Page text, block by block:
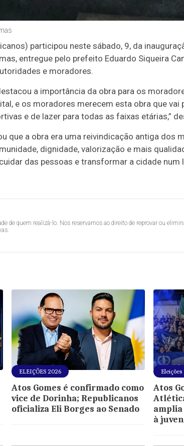
participou neste sábado, 9, da
entregue pelo prefeito Eduardo Siqueira
e moradores.
a importância da obra para os
e os moradores merecem esta obra que vai
e de lazer para todas as faixas etárias,”
que a obra era uma reivindicação antiga dos
dignidade, valorização e mais
das pessoas e transformar a cidade num
de quem realizá-lo. Nos reservamos ao direito de reprovar ou
ELEIÇÕES 2026
Atos Gomes é confirmado como
vice de Dorinha; Republicanos
oficializa Eli Borges ao Senado
Atos
à